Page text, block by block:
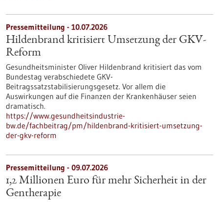
Pressemitteilung - 10.07.2026
Hildenbrand kritisiert Umsetzung der GKV-
Reform
Gesundheitsminister Oliver Hildenbrand kritisiert das vom
Bundestag verabschiedete GKV-
Beitragssatzstabilisierungsgesetz. Vor allem die
Auswirkungen auf die Finanzen der Krankenhäuser seien
dramatisch.
https://www.gesundheitsindustrie-
bw.de/fachbeitrag/pm/hildenbrand-kritisiert-umsetzung-
der-gkv-reform
Pressemitteilung - 09.07.2026
1,2 Millionen Euro für mehr Sicherheit in der
Gentherapie